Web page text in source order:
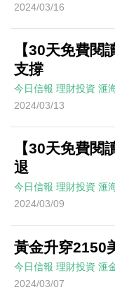
2024/03/16
【30天免費閱
支撐
今日信報 理財投資 滙
2024/03/13
【30天免費閱
退
今日信報 理財投資 滙
2024/03/09
黃金升穿2150
今日信報 理財投資 滙
2024/03/07